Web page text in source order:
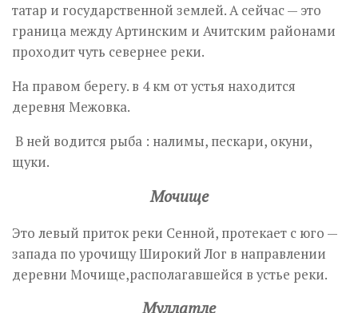
татар и государственной землей. А сейчас — это
граница между Артинским и Ачитским районами
проходит чуть севернее реки.
На правом берегу. в 4 км от устья находится
деревня Межовка.
В ней водится рыба : налимы, пескари, окуни,
щуки.
Мочище
Это левый приток реки Сенной, протекает с юго —
запада по урочищу Широкий Лог в направлении
деревни Мочище,располагавшейся в устье реки.
Муллатле